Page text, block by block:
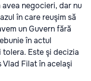
negocieri, dar nu
în care reuşim să
un Guvern fără
în actul
Este şi decizia
Vlad Filat în acelaşi